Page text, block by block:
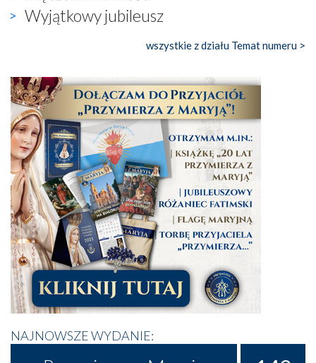
Wyjątkowy jubileusz
wszystkie z działu Temat numeru >
NAJNOWSZE WYDANIE: